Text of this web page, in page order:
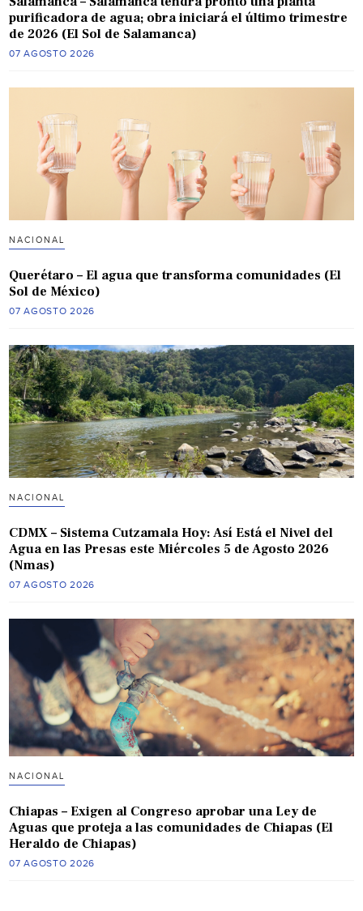
purificadora de agua; obra iniciará el último trimestre
de 2026 (El Sol de Salamanca)
07 AGOSTO 2026
NACIONAL
Querétaro – El agua que transforma comunidades (El
Sol de México)
07 AGOSTO 2026
NACIONAL
CDMX – Sistema Cutzamala Hoy: Así Está el Nivel del
Agua en las Presas este Miércoles 5 de Agosto 2026
(Nmas)
07 AGOSTO 2026
NACIONAL
Chiapas – Exigen al Congreso aprobar una Ley de
Aguas que proteja a las comunidades de Chiapas (El
Heraldo de Chiapas)
07 AGOSTO 2026